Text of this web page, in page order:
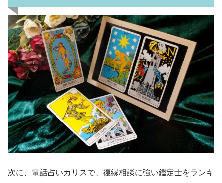
次に、電話占いカリスで、復縁相談に強い鑑定士をランキ